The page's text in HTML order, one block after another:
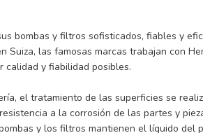
bombas y filtros sofisticados, fiables y
Suiza, las famosas marcas trabajan con
calidad y fiabilidad posibles.
el tratamiento de las superficies se
a la corrosión de las partes y
y los filtros mantienen el líquido del